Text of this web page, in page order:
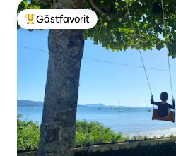
Populär gästfavorit
Gästfavorit